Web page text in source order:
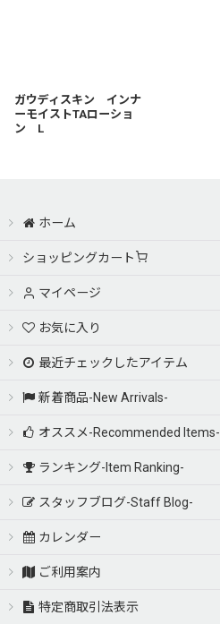
ガウディスキン インナ
ーモイストTAローショ
ン L
ホーム
ショッピングカート
マイページ
お気に入り
最近チェックしたアイテム
新着商品-New Arrivals-
オススメ-Recommended Items-
ランキング-Item Ranking-
スタッフブログ-Staff Blog-
カレンダー
ご利用案内
特定商取引法表示